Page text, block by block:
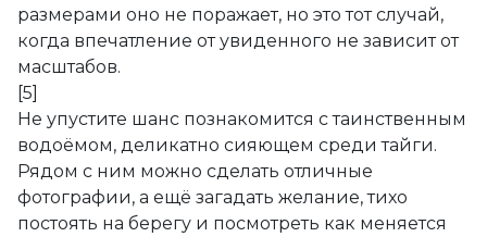
размерами оно не поражает, но это тот случай,
когда впечатление от увиденного не зависит от
масштабов.
[5]
Не упустите шанс познакомится с таинственным
водоёмом, деликатно сияющем среди тайги.
Рядом с ним можно сделать отличные
фотографии, а ещё загадать желание, тихо
постоять на берегу и посмотреть как меняется